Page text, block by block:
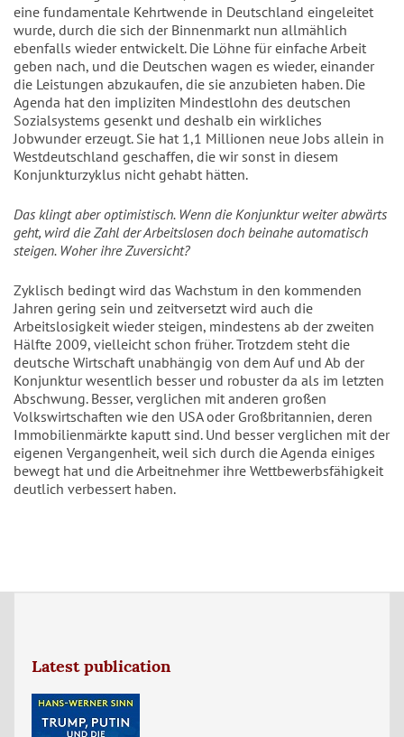
eine fundamentale Kehrtwende in Deutschland eingeleitet
wurde, durch die sich der Binnenmarkt nun allmählich
ebenfalls wieder entwickelt. Die Löhne für einfache Arbeit
geben nach, und die Deutschen wagen es wieder, einander
die Leistungen abzukaufen, die sie anzubieten haben. Die
Agenda hat den impliziten Mindestlohn des deutschen
Sozialsystems gesenkt und deshalb ein wirkliches
Jobwunder erzeugt. Sie hat 1,1 Millionen neue Jobs allein in
Westdeutschland geschaffen, die wir sonst in diesem
Konjunkturzyklus nicht gehabt hätten.
Das klingt aber optimistisch. Wenn die Konjunktur weiter abwärts
geht, wird die Zahl der Arbeitslosen doch beinahe automatisch
steigen. Woher ihre Zuversicht?
Zyklisch bedingt wird das Wachstum in den kommenden
Jahren gering sein und zeitversetzt wird auch die
Arbeitslosigkeit wieder steigen, mindestens ab der zweiten
Hälfte 2009, vielleicht schon früher. Trotzdem steht die
deutsche Wirtschaft unabhängig von dem Auf und Ab der
Konjunktur wesentlich besser und robuster da als im letzten
Abschwung. Besser, verglichen mit anderen großen
Volkswirtschaften wie den USA oder Großbritannien, deren
Immobilienmärkte kaputt sind. Und besser verglichen mit der
eigenen Vergangenheit, weil sich durch die Agenda einiges
bewegt hat und die Arbeitnehmer ihre Wettbewerbsfähigkeit
deutlich verbessert haben.
Latest publication